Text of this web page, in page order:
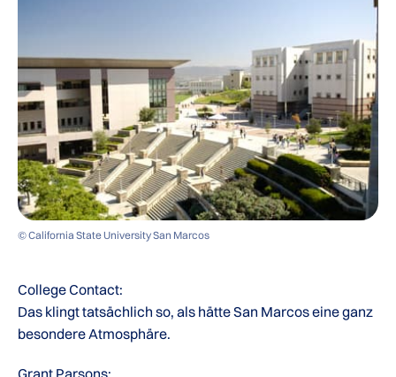
© California State University San Marcos
College Contact:
Das klingt tatsächlich so, als hätte San Marcos eine ganz
besondere Atmosphäre.